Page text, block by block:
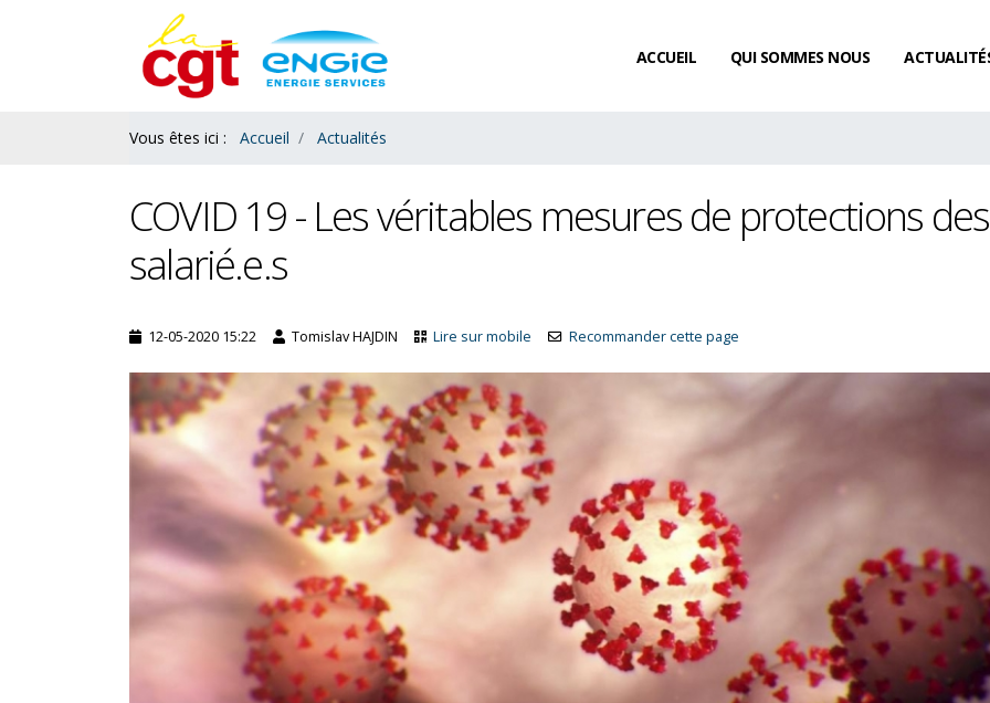
ACCUEIL QUI SOMMES NOUS
Vous êtes ici : Accueil Actualités
COVID 19 - Les véritables mesures de protections des
salarié.e.s
12-05-2020 15:22 Tomislav HAJDIN Lire sur mobile Recommander cette page
: le ras le bol des
L’acquisition de congés payés
est-elle maintenue pendant
l’arrêt maladie ?
Existe-t-il un délai de
prescription de la faute ?
Ai-je le droit de
l'activité du salarié en